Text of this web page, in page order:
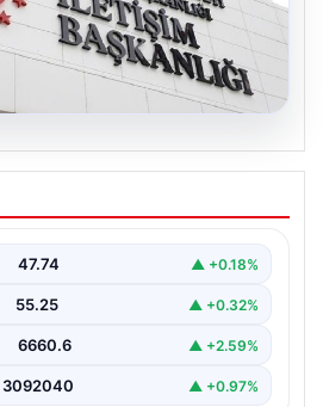
Anlaşması.
yönelik iddialara
47.74 ▲ +0.18%
55.25 ▲ +0.32%
6660.6 ▲ +2.59%
3092040 ▲ +0.97%